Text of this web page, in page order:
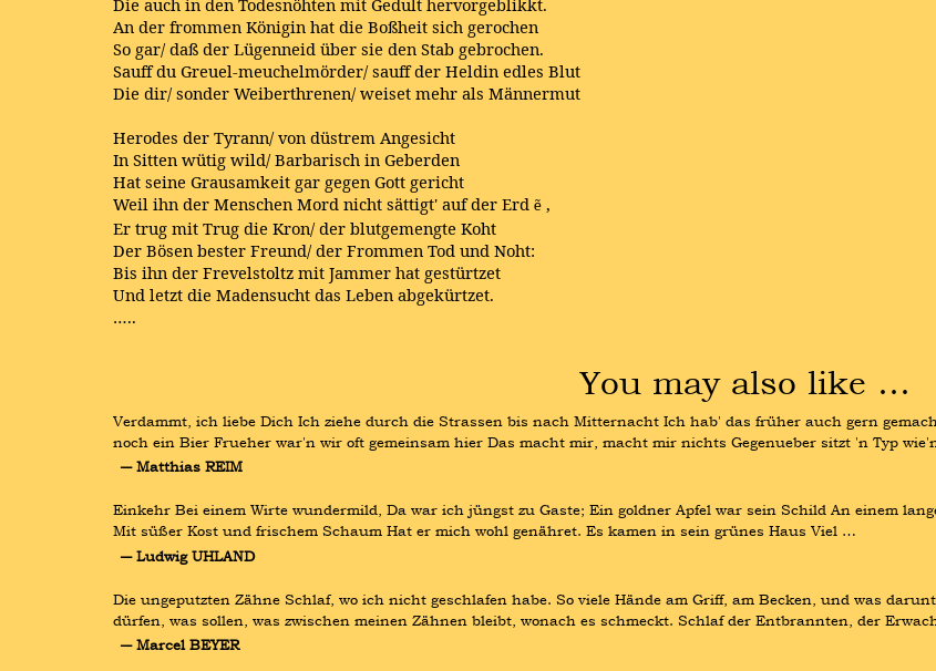
Die auch in den Todesnöhten mit Gedult hervorgeblikkt.
An der frommen Königin hat die Boßheit sich gerochen
So gar/ daß der Lügenneid über sie den Stab gebrochen.
Sauff du Greuel-meuchelmörder/ sauff der Heldin edles Blut
Die dir/ sonder Weiberthrenen/ weiset mehr als Männermut
Herodes der Tyrann/ von düstrem Angesicht
In Sitten wütig wild/ Barbarisch in Geberden
Hat seine Grausamkeit gar gegen Gott gericht
Weil ihn der Menschen Mord nicht sättigt' auf der Erd ẽ ,
Er trug mit Trug die Kron/ der blutgemengte Koht
Der Bösen bester Freund/ der Frommen Tod und Noht:
Bis ihn der Frevelstoltz mit Jammer hat gestürtzet
Und letzt die Madensucht das Leben abgekürtzet.
…..
You may also like …
Verdammt, ich liebe Dich Ich ziehe durch die Strassen bis nach Mitternacht Ich hab' das früher auch gern
noch ein Bier Frueher war'n wir oft gemeinsam hier Das macht mir, macht mir nichts Gegenueber sitzt 'n Typ
― Matthias REIM
Einkehr Bei einem Wirte wundermild, Da war ich jüngst zu Gaste; Ein goldner Apfel war sein Schild An einem
Mit süßer Kost und frischem Schaum Hat er mich wohl genähret. Es kamen in sein grünes Haus Viel …
― Ludwig UHLAND
Die ungeputzten Zähne Schlaf, wo ich nicht geschlafen habe. So viele Hände am Griff, am Becken, und was
dürfen, was sollen, was zwischen meinen Zähnen bleibt, wonach es schmeckt. Schlaf der Entbrannten, der
― Marcel BEYER